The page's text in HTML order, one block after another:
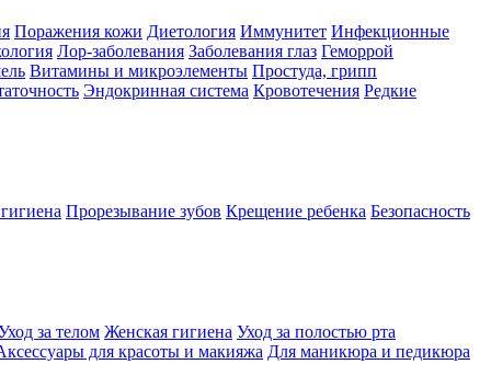
Поражения кожи Диетология Иммунитет Инфекционные
Лор-заболевания Заболевания глаз Геморрой
Витамины и микроэлементы Простуда, грипп
Эндокринная система Кровотечения Редкие
Прорезывание зубов Крещение ребенка Безопасность
за телом Женская гигиена Уход за полостью рта
для красоты и макияжа Для маникюра и педикюра